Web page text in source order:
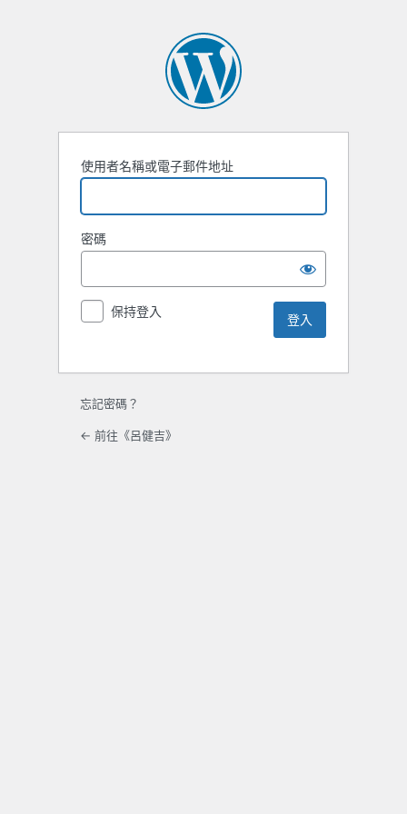
使用者名稱或電子郵件地址
密碼
保持登入
忘記密碼？
← 前往《呂健吉》